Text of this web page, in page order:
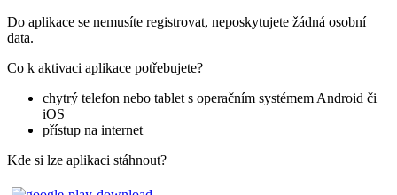
Do aplikace se nemusíte registrovat, neposkytujete žádná osobní
data.
Co k aktivaci aplikace potřebujete?
chytrý telefon nebo tablet s operačním systémem Android či
iOS
přístup na internet
Kde si lze aplikaci stáhnout?